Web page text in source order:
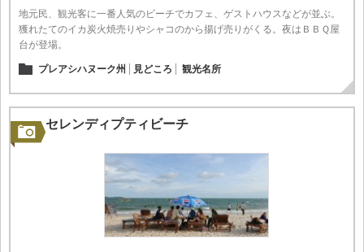
地元民、観光客に一番人気のビーチでカフェ、ゲストハウスなどが並ぶ。
獲れたてのイカ炭火焼売りやシャコのから揚げ売りがくる。夜はＢＢＱ屋
台が登場。
プレアシハヌーク州 見どころ 観光名所
セレンディプティビーチ